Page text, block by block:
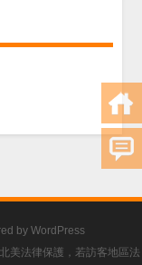
by WordPress
美法律保護，若訪客地區法